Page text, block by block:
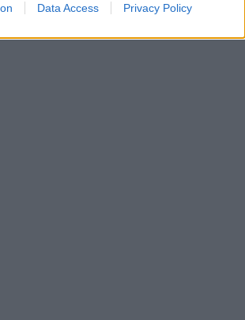
Data Access Privacy Policy